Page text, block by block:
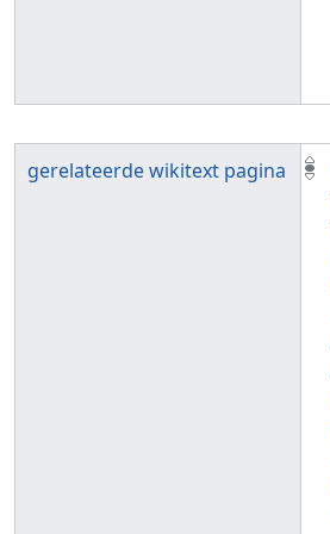
gerelateerde wikitext pagina